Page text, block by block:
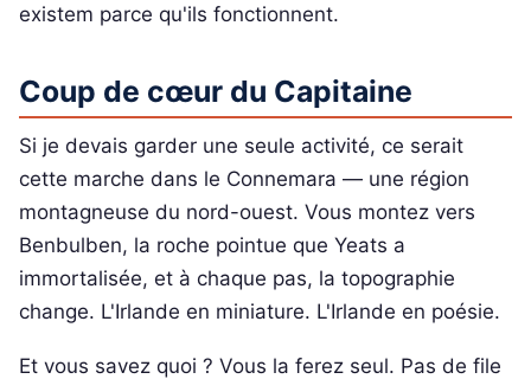
existem parce qu'ils fonctionnent.
Coup de cœur du Capitaine
Si je devais garder une seule activité, ce serait
cette marche dans le Connemara — une région
montagneuse du nord-ouest. Vous montez vers
Benbulben, la roche pointue que Yeats a
immortalisée, et à chaque pas, la topographie
change. L'Irlande en miniature. L'Irlande en poésie.
Et vous savez quoi ? Vous la ferez seul. Pas de file